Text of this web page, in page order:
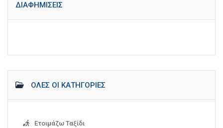
ΔΙΑΦΗΜΊΣΕΙΣ
ΌΛΕΣ ΟΙ ΚΑΤΗΓΟΡΊΕΣ
Ετοιμάζω Ταξίδι